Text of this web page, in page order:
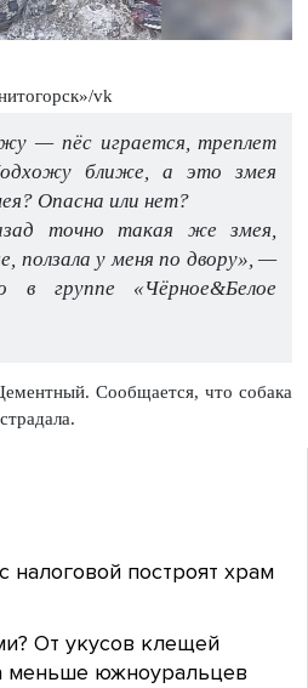
vk
— пёс играется, треплет
ближе, а это змея
Опасна или нет?
точно такая же змея,
ползала у меня по двору», —
группе «Чёрное&Белое
Сообщается, что собака
налоговой построят храм
От укусов клещей
меньше южноуральцев